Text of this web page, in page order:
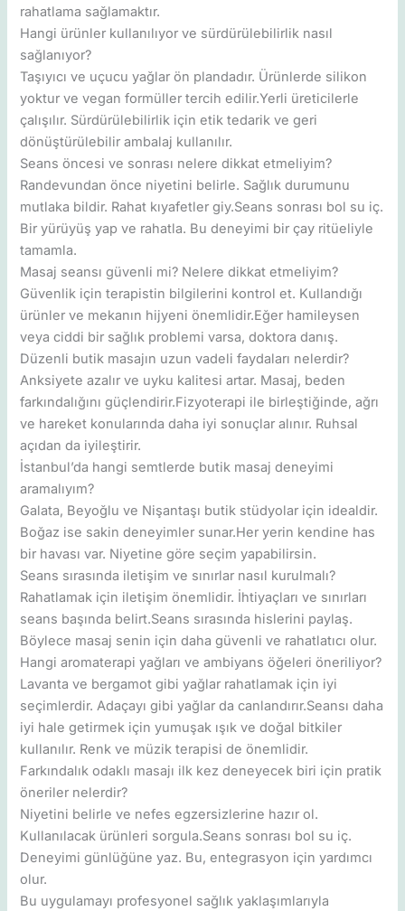
rahatlama sağlamaktır.
Hangi ürünler kullanılıyor ve sürdürülebilirlik nasıl
sağlanıyor?
Taşıyıcı ve uçucu yağlar ön plandadır. Ürünlerde silikon
yoktur ve vegan formüller tercih edilir.Yerli üreticilerle
çalışılır. Sürdürülebilirlik için etik tedarik ve geri
dönüştürülebilir ambalaj kullanılır.
Seans öncesi ve sonrası nelere dikkat etmeliyim?
Randevundan önce niyetini belirle. Sağlık durumunu
mutlaka bildir. Rahat kıyafetler giy.Seans sonrası bol su iç.
Bir yürüyüş yap ve rahatla. Bu deneyimi bir çay ritüeliyle
tamamla.
Masaj seansı güvenli mi? Nelere dikkat etmeliyim?
Güvenlik için terapistin bilgilerini kontrol et. Kullandığı
ürünler ve mekanın hijyeni önemlidir.Eğer hamileysen
veya ciddi bir sağlık problemi varsa, doktora danış.
Düzenli butik masajın uzun vadeli faydaları nelerdir?
Anksiyete azalır ve uyku kalitesi artar. Masaj, beden
farkındalığını güçlendirir.Fizyoterapi ile birleştiğinde, ağrı
ve hareket konularında daha iyi sonuçlar alınır. Ruhsal
açıdan da iyileştirir.
İstanbul’da hangi semtlerde butik masaj deneyimi
aramalıyım?
Galata, Beyoğlu ve Nişantaşı butik stüdyolar için idealdir.
Boğaz ise sakin deneyimler sunar.Her yerin kendine has
bir havası var. Niyetine göre seçim yapabilirsin.
Seans sırasında iletişim ve sınırlar nasıl kurulmalı?
Rahatlamak için iletişim önemlidir. İhtiyaçları ve sınırları
seans başında belirt.Seans sırasında hislerini paylaş.
Böylece masaj senin için daha güvenli ve rahatlatıcı olur.
Hangi aromaterapi yağları ve ambiyans öğeleri öneriliyor?
Lavanta ve bergamot gibi yağlar rahatlamak için iyi
seçimlerdir. Adaçayı gibi yağlar da canlandırır.Seansı daha
iyi hale getirmek için yumuşak ışık ve doğal bitkiler
kullanılır. Renk ve müzik terapisi de önemlidir.
Farkındalık odaklı masajı ilk kez deneyecek biri için pratik
öneriler nelerdir?
Niyetini belirle ve nefes egzersizlerine hazır ol.
Kullanılacak ürünleri sorgula.Seans sonrası bol su iç.
Deneyimi günlüğüne yaz. Bu, entegrasyon için yardımcı
olur.
Bu uygulamayı profesyonel sağlık yaklaşımlarıyla